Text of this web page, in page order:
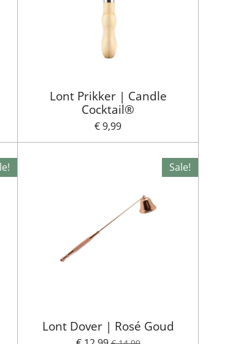
Lont Prikker | Candle
Cocktail®
€ 9,99
Sale!
Lont Dover | Rosé Goud